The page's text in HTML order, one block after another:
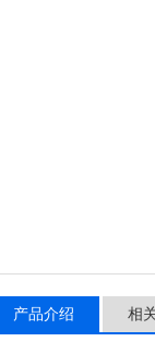
产品介绍 相